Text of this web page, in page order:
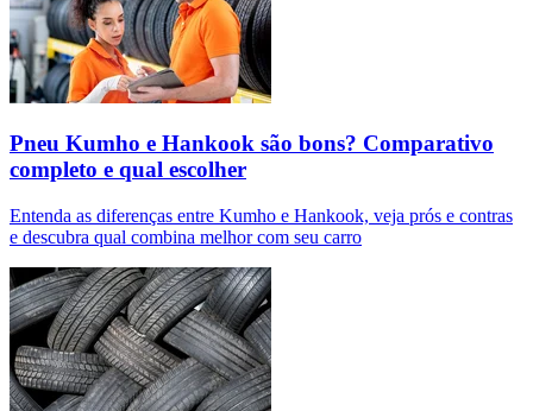
Pneu Kumho e Hankook são bons? Comparativo
completo e qual escolher
Entenda as diferenças entre Kumho e Hankook, veja prós e contras
e descubra qual combina melhor com seu carro